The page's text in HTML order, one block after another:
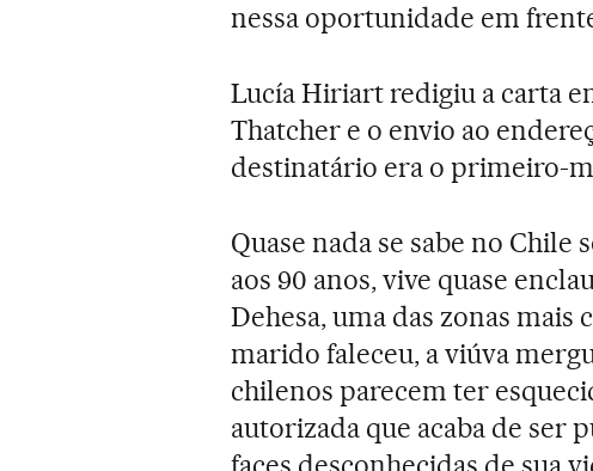
nessa oportunidade em
Lucía Hiriart redigiu a carta
Thatcher e o envio ao
destinatário era o primeiro-
Quase nada se sabe no
aos 90 anos, vive quase
Dehesa, uma das zonas mais
marido faleceu, a viúva
chilenos parecem ter
autorizada que acaba de ser